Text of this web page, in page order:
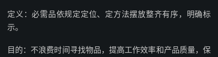
定义：必需品依规定定位、定方法摆放整齐有序，明确标
示。
目的：不浪费时间寻找物品，提高工作效率和产品质量，保